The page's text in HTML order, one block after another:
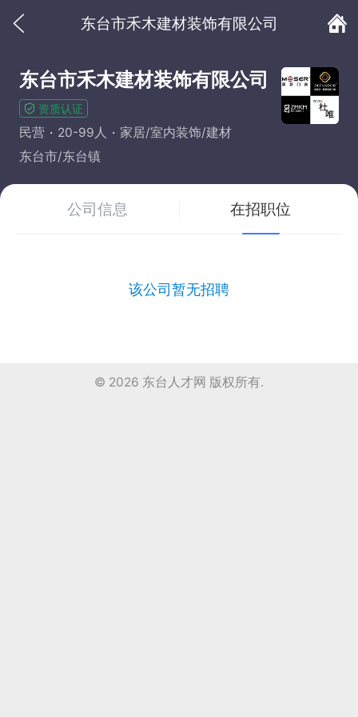
东台市禾木建材装饰有限公司
东台市禾木建材装饰有限公司
资质认证
民营 20-99人
家居/室内装饰/建材
东台市/东台镇
公司信息 在招职位
该公司暂无招聘
© 2026 东台人才网 版权所有.